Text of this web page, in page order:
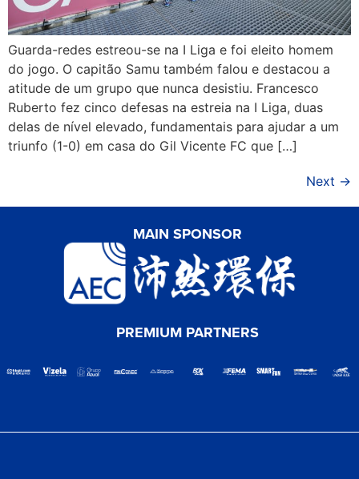
Guarda-redes estreou-se na I Liga e foi eleito homem
do jogo. O capitão Samu também falou e destacou a
atitude de um grupo que nunca desistiu. Francesco
Ruberto fez cinco defesas na estreia na I Liga, duas
delas de nível elevado, fundamentais para ajudar a um
triunfo (1-0) em casa do Gil Vicente FC que […]
Next →
MAIN SPONSOR
PREMIUM PARTNERS